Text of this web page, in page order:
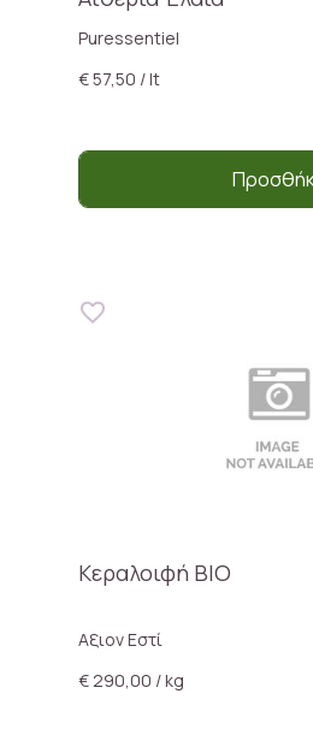
Puressentiel
€ 57,50 / lt
Κεραλοιφή BIO
Αξιον Εστί
€ 290,00 / kg